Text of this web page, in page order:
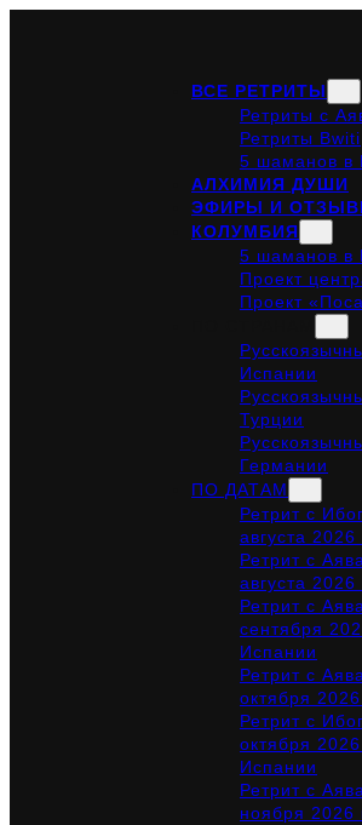
ВСЕ РЕТРИТЫ
Ретриты с
Ретриты Bwiti
5 шаманов в
АЛХИМИЯ ДУШИ
ЭФИРЫ И
КОЛУМБИЯ
5 шаманов в
Проект
Проект
Испании
Турции
Германии
ПО ДАТАМ
Ретрит с
августа 2026
Ретрит с
августа
Ретрит с
сентября
Испании
Ретрит с
октября
Ретрит с
октября
Испании
Ретрит с
ноября 2026